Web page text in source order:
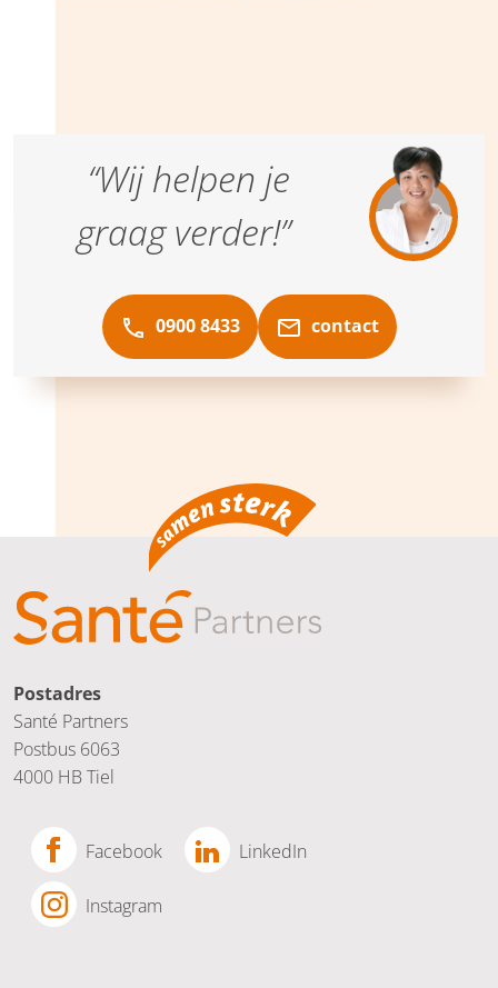
“Wij helpen je
graag verder!”
0900 8433 contact
Postadres
Santé Partners
Postbus 6063
4000 HB Tiel
Facebook LinkedIn
Instagram